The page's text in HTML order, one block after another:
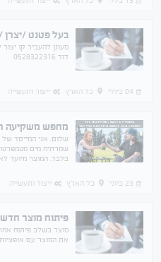
בעל פטנט /
מעונן להעביר קו
דוד 0528322316
04 ביולי כל הארץ ייצור ותעשייה
מחפש משקיעה
שלום. אני המייסד
בלבד. המוצר מיועד
23 ביוני
כל הארץ ייצור ותעשייה
פיתוח מוצר
מוצר בשלב פיתוח
את המוצר עם אופציות